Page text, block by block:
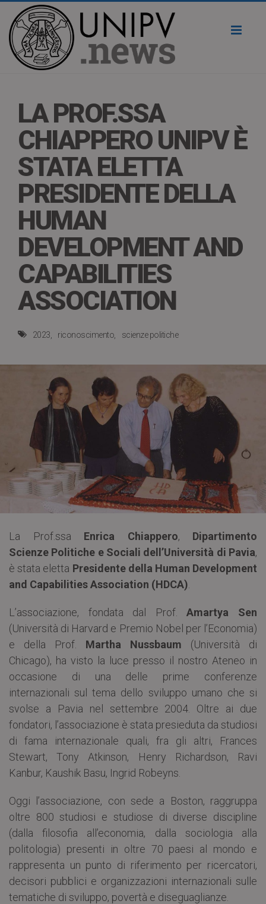
LA PROF.SSA
CHIAPPERO UNIPV È
STATA ELETTA
PRESIDENTE DELLA
HUMAN
DEVELOPMENT AND
CAPABILITIES
ASSOCIATION
2023 riconoscimento scienze politiche
La Prof.ssa Enrica Chiappero, Dipartimento
Scienze Politiche e Sociali dell’Università di Pavia,
è stata eletta Presidente della Human Development
and Capabilities Association (HDCA)
L’associazione, fondata dal Prof.
Amartya Sen
(Università di Harvard e Premio Nobel per l’Economia)
e della Prof. Martha Nussbaum (Università di
Chicago), ha visto la luce presso il nostro Ateneo in
occasione di una delle prime conferenze
internazionali sul tema dello sviluppo umano che si
svolse a Pavia nel settembre 2004. Oltre ai due
fondatori, l’associazione è stata presieduta da studiosi
di fama internazionale quali, fra gli altri, Frances
Stewart, Tony Atkinson, Henry Richardson, Ravi
Kanbur, Kaushik Basu, Ingrid Robeyns.
Oggi l’associazione, con sede a Boston, raggruppa
oltre 800 studiosi e studiose di diverse discipline
(dalla filosofia all’economia, dalla sociologia alla
politologia) presenti in oltre 70 paesi al mondo e
rappresenta un punto di riferimento per ricercatori,
decisori pubblici e organizzazioni internazionali sulle
tematiche di sviluppo, povertà e diseguaglianze.